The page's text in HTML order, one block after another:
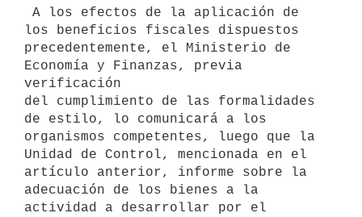
los beneficios fiscales dispuestos
precedentemente, el Ministerio de
Economía y Finanzas, previa
verificación
del cumplimiento de las formalidades
de estilo, lo comunicará a los
organismos competentes, luego que la
Unidad de Control, mencionada en el
artículo anterior, informe sobre la
adecuación de los bienes a la
actividad a desarrollar por el